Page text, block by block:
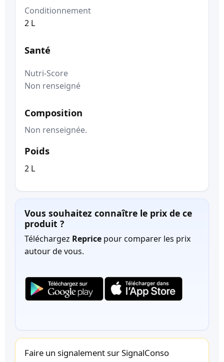
Conditionnement
2 L
Santé
Nutri-Score
Non renseigné
Composition
Non renseignée.
Poids
2 L
Vous souhaitez connaître le prix de ce
produit ?
Téléchargez Reprice pour comparer les prix
autour de vous.
Faire un signalement sur SignalConso